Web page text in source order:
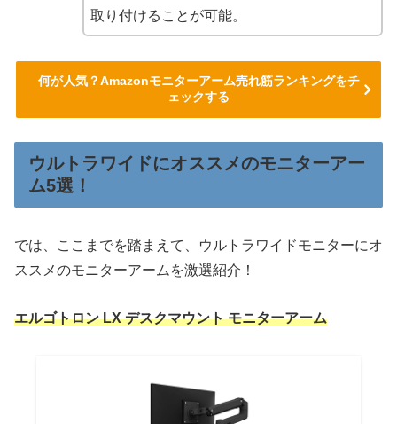
取り付けることが可能。
何が人気？Amazonモニターアーム売れ筋ランキングをチ
ェックする
ウルトラワイドにオススメのモニターアー
ム5選！
では、ここまでを踏まえて、ウルトラワイドモニターにオ
ススメのモニターアームを激選紹介！
エルゴトロン LX デスクマウント モニターアーム